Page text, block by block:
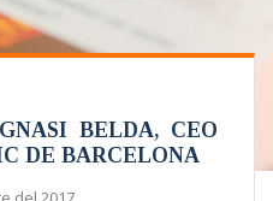
BELDA, CEO
DE BARCELONA